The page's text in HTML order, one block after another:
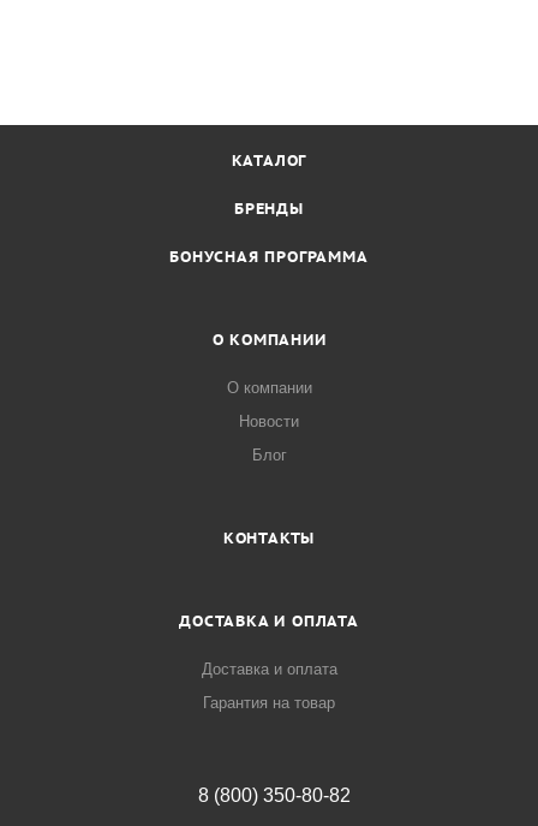
КАТАЛОГ
БРЕНДЫ
БОНУСНАЯ ПРОГРАММА
О КОМПАНИИ
О компании
Новости
Блог
КОНТАКТЫ
ДОСТАВКА И ОПЛАТА
Доставка и оплата
Гарантия на товар
8 (800) 350-80-82